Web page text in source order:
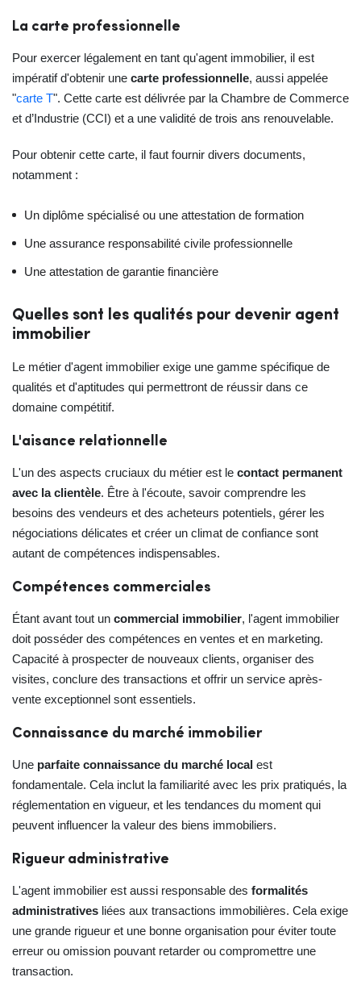
La carte professionnelle
Pour exercer légalement en tant qu'agent immobilier, il est
impératif d'obtenir une carte professionnelle, aussi appelée
"carte T". Cette carte est délivrée par la Chambre de Commerce
et d’Industrie (CCI) et a une validité de trois ans renouvelable.
Pour obtenir cette carte, il faut fournir divers documents,
notamment :
Un diplôme spécialisé ou une attestation de formation
Une assurance responsabilité civile professionnelle
Une attestation de garantie financière
Quelles sont les qualités pour devenir agent
immobilier
Le métier d'agent immobilier exige une gamme spécifique de
qualités et d'aptitudes qui permettront de réussir dans ce
domaine compétitif.
L'aisance relationnelle
L'un des aspects cruciaux du métier est le contact permanent
avec la clientèle. Être à l'écoute, savoir comprendre les
besoins des vendeurs et des acheteurs potentiels, gérer les
négociations délicates et créer un climat de confiance sont
autant de compétences indispensables.
Compétences commerciales
Étant avant tout un commercial immobilier, l'agent immobilier
doit posséder des compétences en ventes et en marketing.
Capacité à prospecter de nouveaux clients, organiser des
visites, conclure des transactions et offrir un service après-
vente exceptionnel sont essentiels.
Connaissance du marché immobilier
Une parfaite connaissance du marché local est
fondamentale. Cela inclut la familiarité avec les prix pratiqués, la
réglementation en vigueur, et les tendances du moment qui
peuvent influencer la valeur des biens immobiliers.
Rigueur administrative
L'agent immobilier est aussi responsable des formalités
administratives liées aux transactions immobilières. Cela exige
une grande rigueur et une bonne organisation pour éviter toute
erreur ou omission pouvant retarder ou compromettre une
transaction.